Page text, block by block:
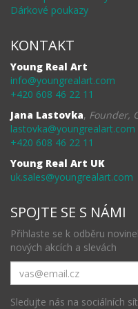
Dárkové poukazy
KONTAKT
Young Real Art
info@youngrealart.com
+420 608 46 22 11
Jana Lastovka, Founder,
lastovka@youngrealart.com
+420 608 46 22 11
Young Real Art UK
uk.sales@youngrealart.com
SPOJTE SE S NÁMI
Přihlaste se k odběru
nových akcích a slevách
Sledujte nás na sociálních